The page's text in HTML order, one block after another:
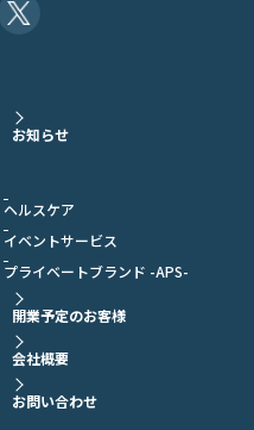
お知らせ
ヘルスケア
イベントサービス
プライベートブランド -APS-
開業予定のお客様
会社概要
お問い合わせ